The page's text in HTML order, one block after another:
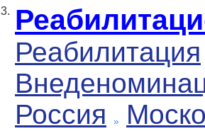
3.
Реабилитация
Россия